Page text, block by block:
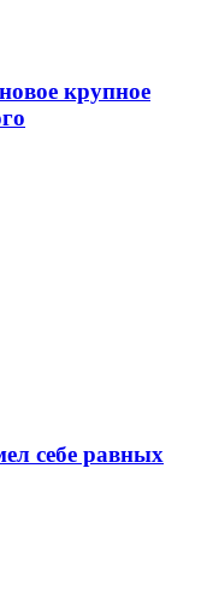
крупное
себе равных